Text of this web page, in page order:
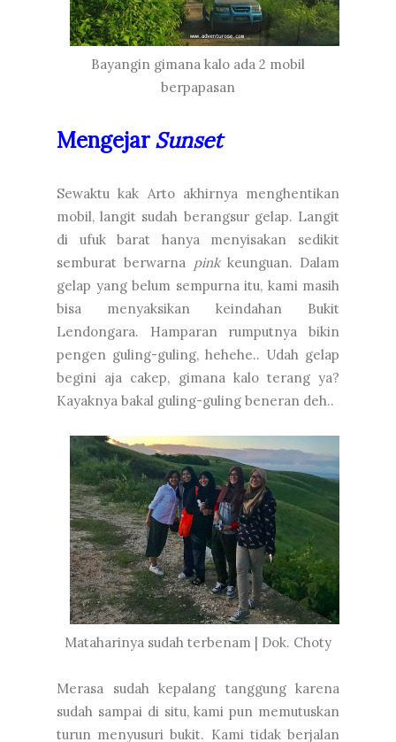
Bayangin gimana kalo ada 2 mobil
berpapasan
MengejarSunset
Sewaktu kak Arto akhirnya menghentikan
mobil, langit sudah berangsur gelap. Langit
di ufuk barat hanya menyisakan sedikit
semburat berwarna pinkkeunguan. Dalam
gelap yang belum sempurna itu, kami masih
bisa menyaksikan keindahan Bukit
Lendongara. Hamparan rumputnya bikin
pengen guling-guling, hehehe.. Udah gelap
begini aja cakep, gimana kalo terang ya?
Kayaknya bakal guling-guling beneran deh..
Mataharinya sudah terbenam | Dok. Choty
Merasa sudah kepalang tanggung karena
sudah sampai di situ, kami pun memutuskan
turun menyusuri bukit. Kami tidak berjalan